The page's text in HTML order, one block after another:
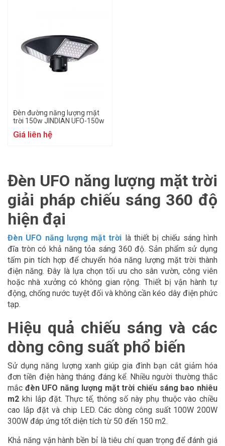
Đèn đường năng lượng mặt
trời 150w JINDIAN UFO-150w
Giá liên hệ
Đèn UFO năng lượng mặt trời
giải pháp chiếu sáng 360 độ
hiện đại
Đèn UFO năng lượng mặt trời là thiết bị chiếu sáng hình
đĩa tròn có khả năng tỏa sáng 360 độ. Sản phẩm sử dụng
tấm pin tích hợp để chuyển hóa năng lượng mặt trời thành
điện năng. Đây là lựa chọn tối ưu cho sân vườn, công viên
hoặc nhà xưởng có không gian rộng. Thiết bị vận hành tự
động, chống nước tuyệt đối và không cần kéo dây điện phức
tạp.
Hiệu quả chiếu sáng và các
dòng công suất phổ biến
Sử dụng năng lượng xanh giúp gia đình bạn cắt giảm hóa
đơn tiền điện hàng tháng đáng kể. Nhiều người thường thắc
mắc đèn UFO năng lượng mặt trời chiếu sáng bao nhiêu
m2 khi lắp đặt. Thực tế, thông số này phụ thuộc vào chiều
cao lắp đặt và chip LED. Các dòng công suất 100W 200W
300W đáp ứng tốt diện tích từ 50 đến 150 m2.
Khả năng vận hành bền bỉ là tiêu chí quan trọng để đánh giá